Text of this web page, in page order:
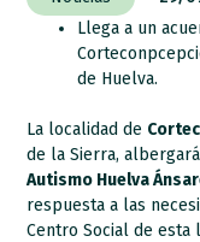
Llega a un
de Huelva.
La localidad de
de la Sierra,
Autismo Huelva
respuesta a las
Centro Social de